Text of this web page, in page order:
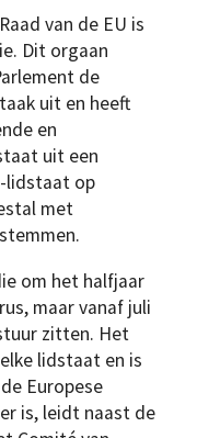
van de EU is
Dit orgaan
de
uit en heeft
en
uit een
lidstaat op
met
om het halfjaar
maar vanaf juli
zitten. Het
lidstaat en is
Europese
is, leidt naast de